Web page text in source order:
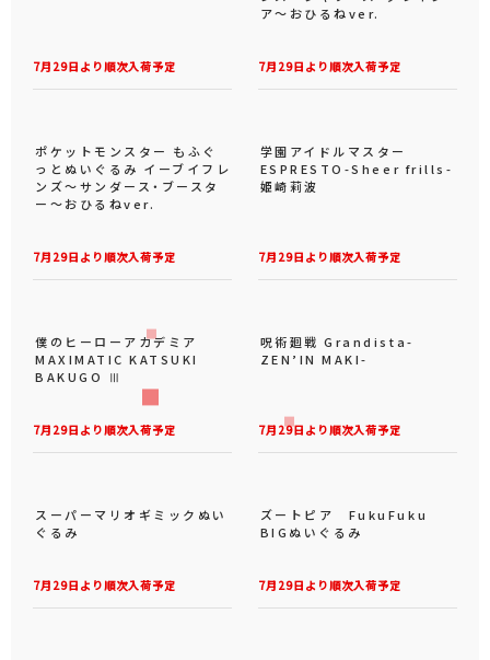
7月29日より順次入荷予定 7月29日より順次入荷予定
ア～おひるねver.
7月29日より順次入荷予定
ポケットモンスター もふぐ
っとぬいぐるみ イーブイフレ
ンズ～サンダース・ブースタ
ー～おひるねver.
7月29日より順次入荷予定
学園アイドルマスター
ESPRESTO-Sheer frills-
姫崎莉波
7月29日より順次入荷予定
僕のヒーローアカデミア
MAXIMATIC KATSUKI
BAKUGO Ⅲ
7月29日より順次入荷予定
呪術廻戦 Grandista-
ZEN’IN MAKI-
7月29日より順次入荷予定
スーパーマリオギミックぬい
ぐるみ
7月29日より順次入荷予定
ズートピア FukuFuku
BIGぬいぐるみ